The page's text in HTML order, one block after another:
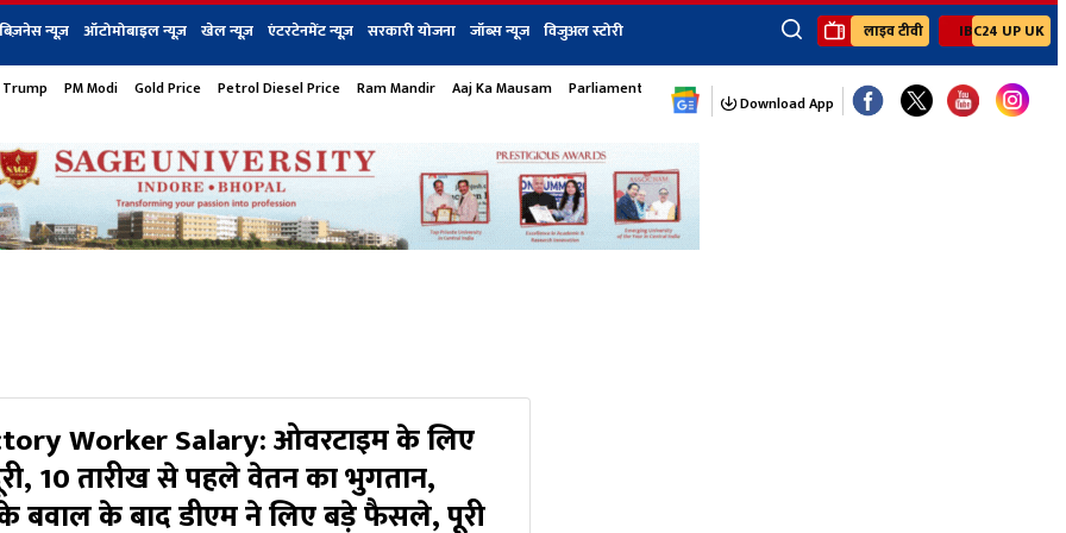
बिज़नेस न्यूज़ ऑटोमोबाइल न्यूज़ खेल न्यूज़ एंटरटेनमेंट न्यूज़ सरकारी योजना जॉब्स न्यूज विजुअल स्टोरी
×
बिज़नेस टेक न्यूज धर्म ऑटोमोबाइल एंटरटेनमेंट खेल जॉब्स न्यूज Youtube Channels
लाइव टीवी IBC24 UP UK
PM Modi Gold Price Petrol Diesel Price Ram Mandir Aaj Ka Mausam Parliament Monsoon Session
Download App
Worker Salary: ओवरटाइम के लिए
10 तारीख से पहले वेतन का भुगतान,
के बवाल के बाद डीएम ने लिए बड़े फैसले, पूरी